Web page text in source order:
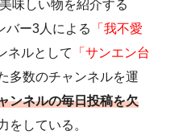
美味しい物を紹介する
バー3人による
「我不愛
ネルとして
「サンエン台
多数のチャンネルを運
ンネルの毎日投稿を欠
をしている。